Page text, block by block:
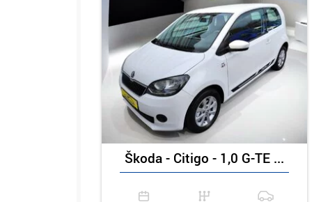
Škoda - Citigo - 1,0 G-TE ...